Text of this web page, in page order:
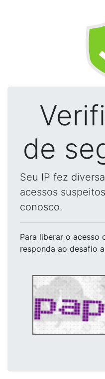
de
Seu IP fez
acessos
conosco.
Para liberar o acesso
responda ao desafio